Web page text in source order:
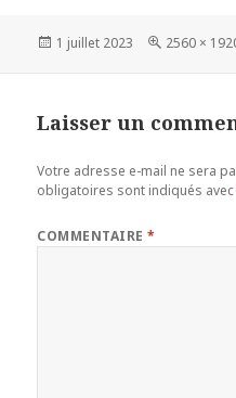
Publié
1 juillet 2023
Taille
2560 ×
Laisser un
Votre adresse e-mail ne sera
obligatoires sont indiqués
COMMENTAIRE*